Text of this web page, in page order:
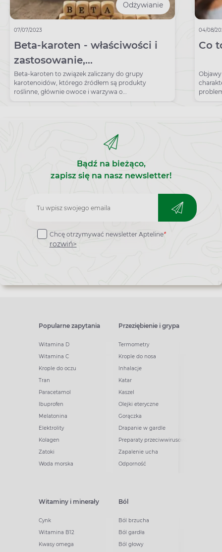
Odżywianie
07/07/2023
Beta-karoten - właściwości i
zastosowanie,
przedawkowanie. Źródła beta-
karotenu
Beta-karoten to związek zaliczany do grupy
karotenoidów, którego źródłem są produkty
roślinne, głównie owoce i warzywa o
pomarańczowym zabarwieniu.
04/08/
Co
Bądź na bieżąco,
zapisz się na nasz newsletter!
Zapisz
do
newslettera
Chcę otrzymywać newsletter Apteline*
rozwiń>
Popularne zapytania
Witamina D
Witamina C
Krople do oczu
Tran
Paracetamol
Ibuprofen
Melatonina
Elektrolity
Kolagen
Zatoki
Woda morska
Przeziębienie i grypa
Termometry
Krople do nosa
Inhalacje
Katar
Kaszel
Olejki eteryczne
Gorączka
Drapanie w gardle
Preparaty przeciwwirusowe
Zapalenie ucha
Odporność
Witaminy i minerały
Cynk
Witamina B12
Kwasy omega
Ból
Ból brzucha
Ból gardła
Ból głowy